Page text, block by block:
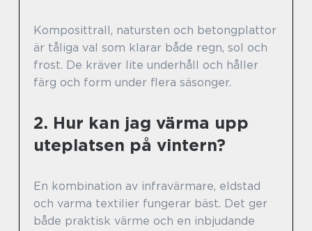
Komposittrall, natursten och betongplattor
är tåliga val som klarar både regn, sol och
frost. De kräver lite underhåll och håller
färg och form under flera säsonger.
2. Hur kan jag värma upp
uteplatsen på vintern?
En kombination av infravärmare, eldstad
och varma textilier fungerar bäst. Det ger
både praktisk värme och en inbjudande